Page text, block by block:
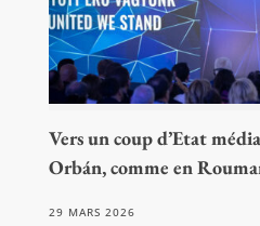
Vers un coup d’Etat
Orbán, comme en
29 MARS 2026